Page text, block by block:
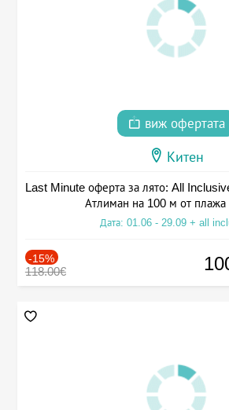
виж офертата
Китен
Last Minute оферта за лято: All
Атлиман на 100 м от плажа
Дата: 01.06 - 29.09 + all
-15%
118.00€